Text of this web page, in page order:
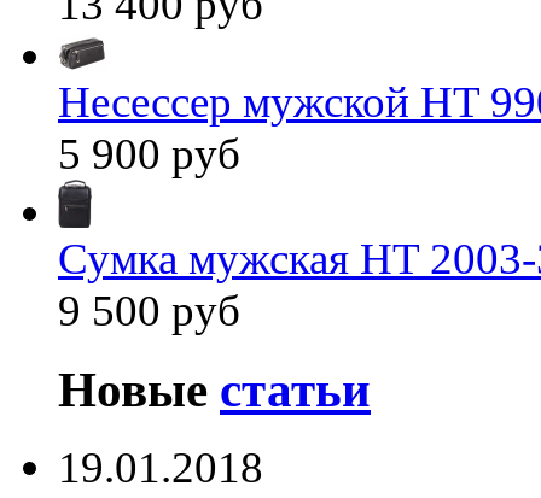
Несессер мужской HT
5 900 руб
Сумка мужская HT
9 500 руб
Новые статьи
19.01.2018